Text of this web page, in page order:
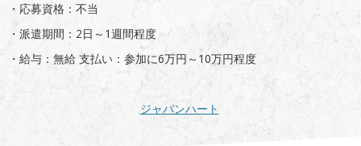
・応募資格：不当
・派遣期間：2日～1週間程度
・給与：無給 支払い：参加に6万円～10万円程度
ジャパンハート